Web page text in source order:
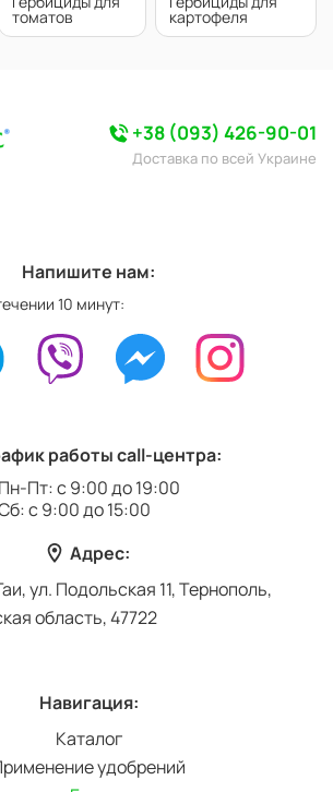
томатов картофеля
+38 (093) 426-90-01
Доставка по всей Украине
работы call-центра:
Пн-Пт: с 9:00 до 19:00
с 9:00 до 15:00
Адрес:
ул. Подольская 11, Тернополь,
область, 47722
Навигация:
Каталог
удобрений
Напишите нам:
10 минут: